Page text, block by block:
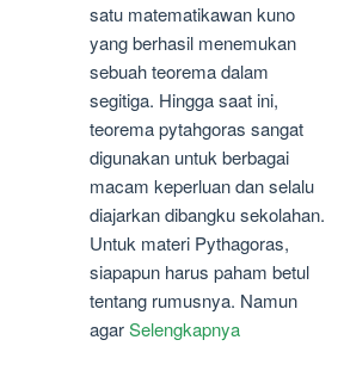
satu matematikawan kuno
yang berhasil menemukan
sebuah teorema dalam
segitiga. Hingga saat ini,
teorema pytahgoras sangat
digunakan untuk berbagai
macam keperluan dan selalu
diajarkan dibangku sekolahan.
Untuk materi Pythagoras,
siapapun harus paham betul
tentang rumusnya. Namun
agarSelengkapnya